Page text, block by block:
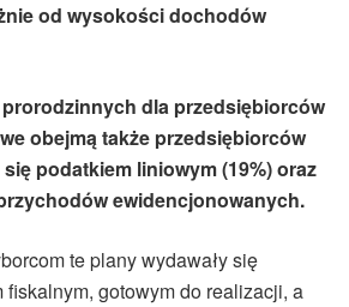
od wysokości dochodów
dla przedsiębiorców
obejmą także przedsiębiorców
podatkiem liniowym (19%) oraz
ewidencjonowanych.
te plany wydawały się
fiskalnym, gotowym do realizacji, a